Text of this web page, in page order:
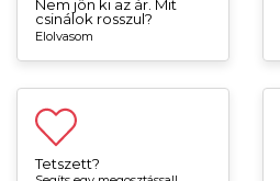
Nem jön ki az ár. Mit
csinálok rosszul?
Elolvasom
Tetszett?